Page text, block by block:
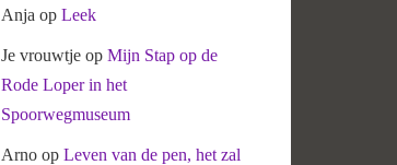
Anja op Leek
Je vrouwtje op Mijn Stap op de
Rode Loper in het
Spoorwegmuseum
Arno op Leven van de pen, het zal